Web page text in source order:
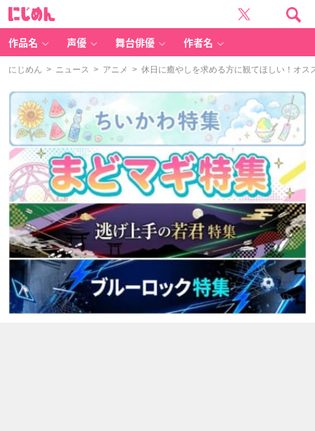
作品名 声優 舞台俳優 作者名
にじめん > ニュース > アニメ > 休日に癒やしを求める方に観てほしい！オス